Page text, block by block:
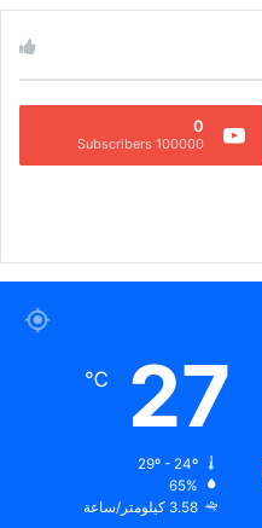
0
100000 Subscribers
27
℃
65%
3.58 كيلومتر/ساعة